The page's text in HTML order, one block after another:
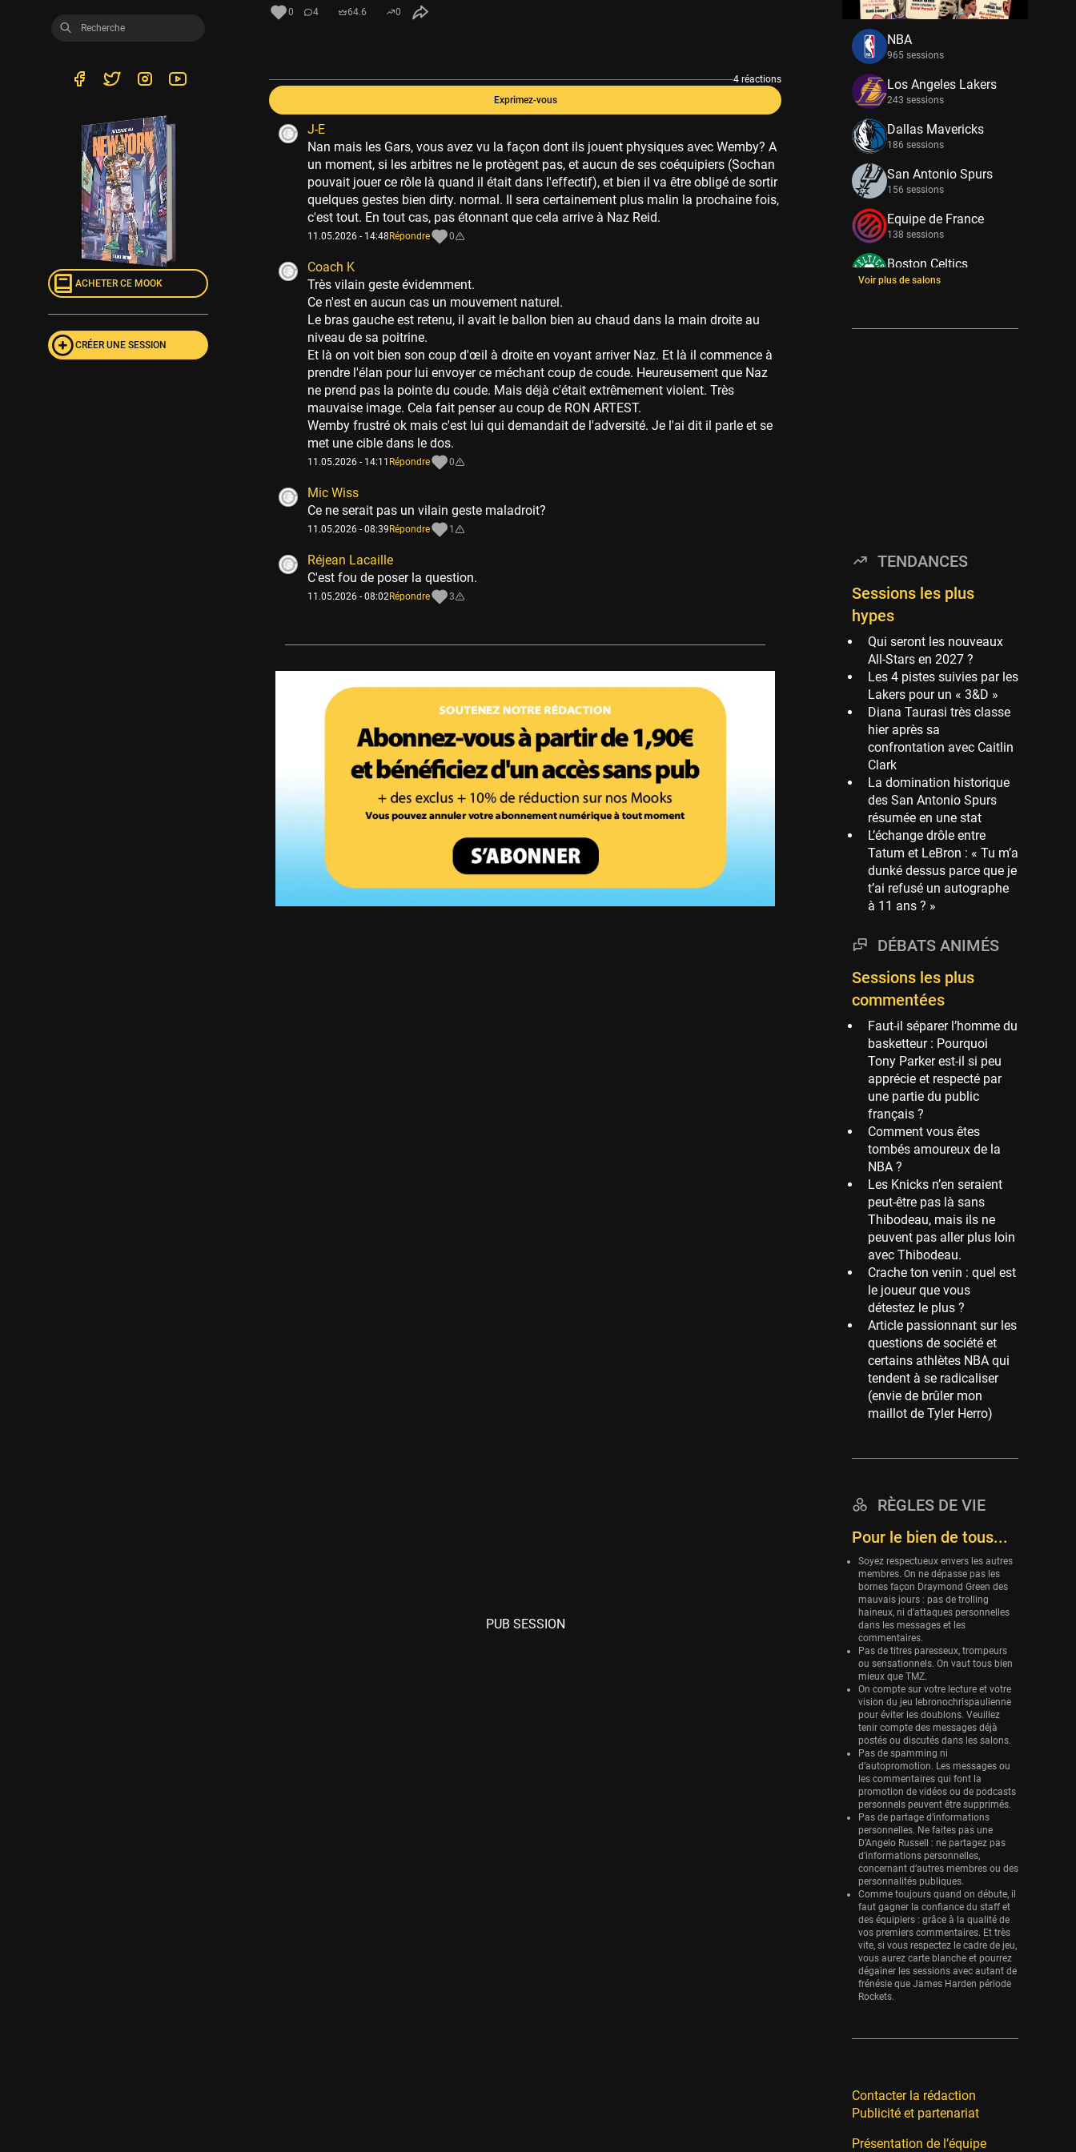
0 4 64.6 0
4 réactions
Exprimez-vous
J-E
Nan mais les Gars, vous avez vu la façon dont ils jouent physiques avec Wemby? A
un moment, si les arbitres ne le protègent pas, et aucun de ses coéquipiers (Sochan
pouvait jouer ce rôle là quand il était dans l'effectif), et bien il va être obligé de sortir
quelques gestes bien dirty. normal. Il sera certainement plus malin la prochaine fois,
c'est tout. En tout cas, pas étonnant que cela arrive à Naz Reid.
11.05.2026 - 14:48 Répondre 0
Coach K
Très vilain geste évidemment.
Ce n'est en aucun cas un mouvement naturel.
Le bras gauche est retenu, il avait le ballon bien au chaud dans la main droite au
niveau de sa poitrine.
Et là on voit bien son coup d'œil à droite en voyant arriver Naz. Et là il commence à
prendre l'élan pour lui envoyer ce méchant coup de coude. Heureusement que Naz
ne prend pas la pointe du coude. Mais déjà c'était extrêmement violent. Très
mauvaise image. Cela fait penser au coup de RON ARTEST.
Wemby frustré ok mais c'est lui qui demandait de l'adversité. Je l'ai dit il parle et se
met une cible dans le dos.
11.05.2026 - 14:11 Répondre 0
Mic Wiss
Ce ne serait pas un vilain geste maladroit?
11.05.2026 - 08:39 Répondre 1
Réjean Lacaille
C'est fou de poser la question.
11.05.2026 - 08:02Répondre 3
PUB SESSION
ACHETER CE MOOK
CRÉER UNE SESSION
NBA
965 sessions
Los Angeles Lakers
243 sessions
Dallas Mavericks
186 sessions
San Antonio Spurs
156 sessions
Equipe de France
138 sessions
Boston Celtics
133 sessions
89 sessions
Milwaukee Bucks
Hoop Culture
Oklahoma City
Thunder
69 sessions
Phoenix Suns
69 sessions
Miami Heat
63 sessions
Los Angeles Clippers
61 sessions
Indiana Pacers
53 sessions
52 sessions
Atlanta Hawks
45 sessions
Chicago Bulls
41 sessions
Memphis Grizzlies
39 sessions
Cleveland Cavaliers
38 sessions
Orlando Magic
36 sessions
Euroleague
34 sessions
Charlotte Hornets
32 sessions
Houston Rockets
31 sessions
Washington Wizards
29 sessions
Portland Trail Blazers
Eurobasket
Detroit Pistons
Brooklyn Nets
24 sessions
Sacramento Kings
24 sessions
Utah Jazz
22 sessions
Toronto Raptors
18 sessions
REVERSE
11 sessions
Bleues
0 sessions
Voir plus de salons
TENDANCES
Sessions les plus
hypes
Qui seront les nouveaux
All-Stars en 2027 ?
Les 4 pistes suivies par les
Lakers pour un « 3&D »
Diana Taurasi très classe
hier après sa
confrontation avec Caitlin
Clark
La domination historique
des San Antonio Spurs
résumée en une stat
L’échange drôle entre
Tatum et LeBron : « Tu m’a
dunké dessus parce que je
t’ai refusé un autographe
à 11 ans ? »
DÉBATS ANIMÉS
Sessions les plus
commentées
Faut-il séparer l’homme du
basketteur : Pourquoi
Tony Parker est-il si peu
apprécie et respecté par
une partie du public
français ?
Comment vous êtes
tombés amoureux de la
NBA ?
Les Knicks n’en seraient
peut-être pas là sans
Thibodeau, mais ils ne
peuvent pas aller plus loin
avec Thibodeau.
Crache ton venin : quel est
le joueur que vous
détestez le plus ?
Article passionnant sur les
questions de société et
certains athlètes NBA qui
tendent à se radicaliser
(envie de brûler mon
maillot de Tyler Herro)
RÈGLES DE VIE
Pour le bien de tous...
Soyez respectueux envers les autres
membres. On ne dépasse pas les
bornes façon Draymond Green des
mauvais jours : pas de trolling
haineux, ni d’attaques personnelles
dans les messages et les
commentaires.
Pas de titres paresseux, trompeurs
ou sensationnels. On vaut tous bien
mieux que TMZ.
On compte sur votre lecture et votre
vision du jeu lebronochrispaulienne
pour éviter les doublons. Veuillez
tenir compte des messages déjà
postés ou discutés dans les salons.
Pas de spamming ni
d’autopromotion. Les messages ou
les commentaires qui font la
promotion de vidéos ou de podcasts
personnels peuvent être supprimés.
Pas de partage d’informations
personnelles. Ne faites pas une
D’Angelo Russell : ne partagez pas
d’informations personnelles,
concernant d’autres membres ou des
personnalités publiques.
Comme toujours quand on débute, il
faut gagner la confiance du staff et
des équipiers : grâce à la qualité de
vos premiers commentaires. Et très
vite, si vous respectez le cadre de jeu,
vous aurez carte blanche et pourrez
dégainer les sessions avec autant de
frénésie que James Harden période
Rockets.
Contacter la rédaction
Publicité et partenariat
Présentation de l’équipe